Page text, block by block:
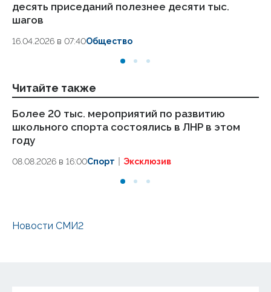
десять приседаний полезнее десяти тыс.
шагов
16.04.2026 в 07:40Общество
Читайте также
Более 20 тыс. мероприятий по развитию
школьного спорта состоялись в ЛНР в этом
году
08.08.2026 в 16:00Спорт Эксклюзив
Новости СМИ2